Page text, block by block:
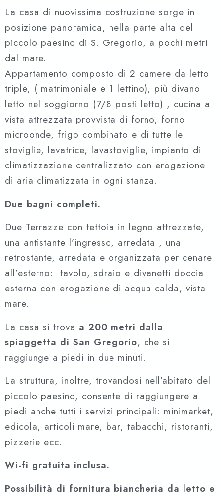
La casa di nuovissima costruzione sorge in
posizione panoramica, nella parte alta del
piccolo paesino di S. Gregorio, a pochi metri
dal mare.
Appartamento composto di 2 camere da letto
triple, ( matrimoniale e 1 lettino), più divano
letto nel soggiorno (7/8 posti letto) , cucina a
vista attrezzata provvista di forno, forno
microonde, frigo combinato e di tutte le
stoviglie, lavatrice, lavastoviglie, impianto di
climatizzazione centralizzato con erogazione
di aria climatizzata in ogni stanza.
Due bagni completi.
Due Terrazze con tettoia in legno attrezzate,
una antistante l’ingresso, arredata , una
retrostante, arredata e organizzata per cenare
all’esterno: tavolo, sdraio e divanetti doccia
esterna con erogazione di acqua calda, vista
mare.
La casa si trova a 200 metri dalla
spiaggetta di San Gregorio, che si
raggiunge a piedi in due minuti.
La struttura, inoltre, trovandosi nell’abitato del
piccolo paesino, consente di raggiungere a
piedi anche tutti i servizi principali: minimarket,
edicola, articoli mare, bar, tabacchi, ristoranti,
pizzerie ecc.
Wi-fi gratuita inclusa.
Possibilità di fornitura biancheria da letto e